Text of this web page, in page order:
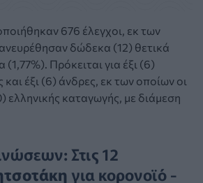
676 έλεγχοι, εκ των
δώδεκα (12) θετικά
(1,77%). Πρόκειται για έξι (6)
και έξι (6) άνδρες, εκ των οποίων οι
ελληνικής καταγωγής, με διάμεση
Στις 12
για κορονοϊό -